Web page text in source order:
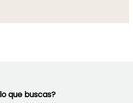
que buscas?